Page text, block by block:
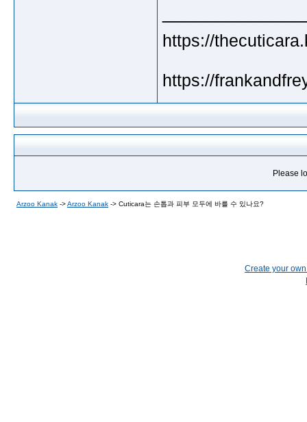
https://
https://
Please
Arzoo Kanak ->Arzoo Kanak -> Cuticara는 손톱과 피부 모두에 바를 수 있나요?
Create your